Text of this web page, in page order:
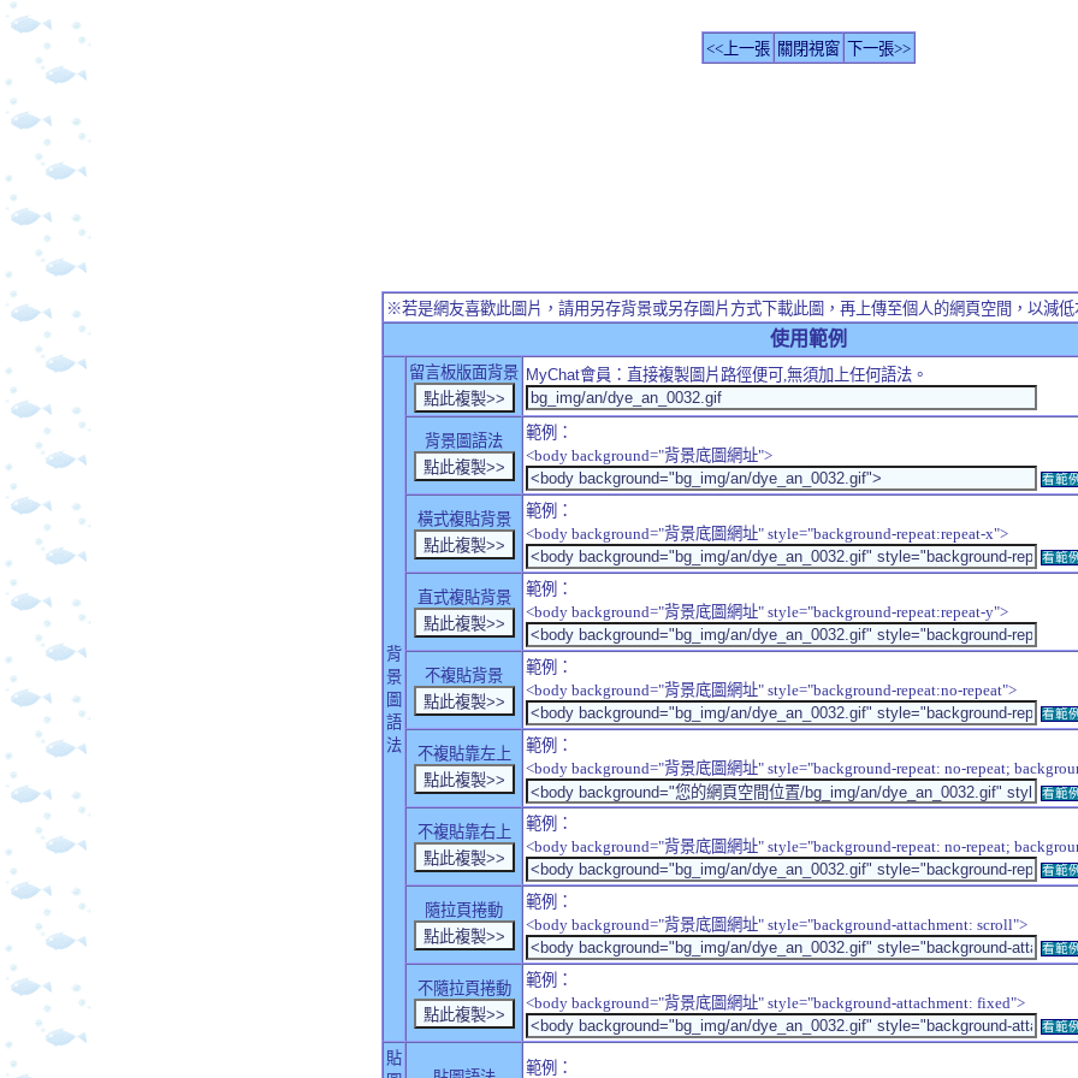
<<上一張 關閉視窗 下一張>>
※若是網友喜歡此圖片，請用另存背景或另存圖片方式下載此圖，再上傳至個人的網頁空間，以減低
使用範例
背
景
圖
語
法
留言板版面背景 MyChat會員：直接複製圖片路徑便可,無須加上任何語法。
背景圖語法
範例：
<body background="背景底圖網址">
看範例
橫式複貼背景
範例：
<body background="背景底圖網址" style="background-repeat:repeat-x">
看範例
直式複貼背景
範例：
<body background="背景底圖網址" style="background-repeat:repeat-y">
不複貼背景
範例：
<body background="背景底圖網址" style="background-repeat:no-repeat">
看範例
不複貼靠左上
範例：
<body background="背景底圖網址" style="background-repeat: no-repeat;
看範例
不複貼靠右上
範例：
<body background="背景底圖網址" style="background-repeat: no-repeat;
看範例
隨拉頁捲動
範例：
<body background="背景底圖網址" style="background-attachment: scroll">
看範例
不隨拉頁捲動
範例：
<body background="背景底圖網址" style="background-attachment: fixed">
看範例
貼
範例：